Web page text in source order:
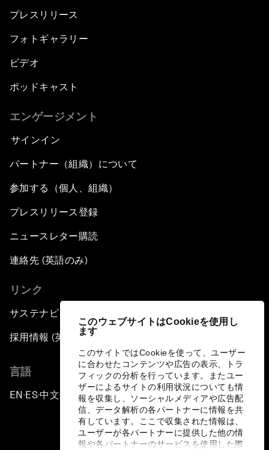
このウェブサイトはCookieを使用し
ます
このサイトではCookieを使って、ユーザー
に合わせたコンテンツや広告の表示、トラ
フィックの分析を行っています。またユー
ザーによるサイトの利用状況についても情
報を収集し、ソーシャルメディアや広告配
信、データ解析の各パートナーに情報を共
有しています。ここで収集された情報は、
ユーザーが各パートナーに提供した他の情
報や各パートナーのサービスを使用した際
プレスリリース
フォトギャラリー
ビデオ
ポッドキャスト
エンゲージメント
サインイン
パートナー（組織）について
参加する（個人、組織）
プレスリリース登録
ニュースレター購読
連絡先 (英語のみ)
リンク
サステナビリティへの取り組み
採用情報 (英語のみ)
言語
EN ▪ ES▪中文▪ 日本語